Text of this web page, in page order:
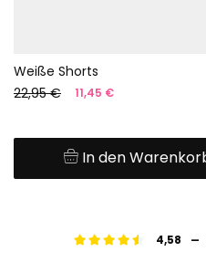
Weiße Shorts
22,95 €
11,45 €
In den
4,58 -